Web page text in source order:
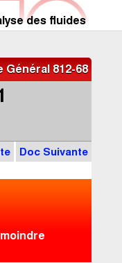
des fluides
Général 812-68
Doc Suivante